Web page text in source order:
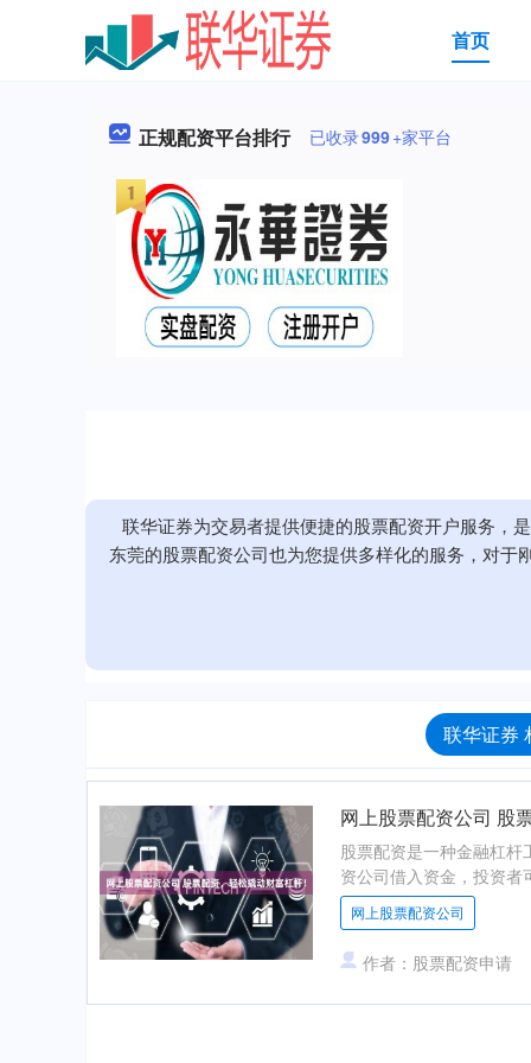
首页
正规配资平台排行 已收录999+家平台
联华证券为交易者提供便捷的股票配资开户服务，
东莞的股票配资公司也为您提供多样化的服务，对
联华证券
网上股票配资公司 股
股票配资是一种金融杠
资公司借入资金，投资
网上股票配资公司
作者：股票配资申请